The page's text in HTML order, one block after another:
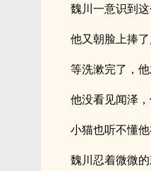
魏川一意识到
他又朝脸上捧了
等洗漱完了，
他没看见闻泽
小猫也听不懂
魏川忍着微微